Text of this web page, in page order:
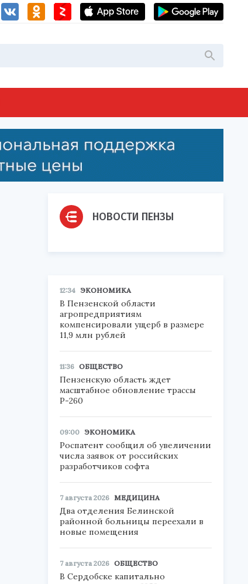
НОВОСТИ ПЕНЗЫ
12:34 ЭКОНОМИКА
В Пензенской области
агропредприятиям
компенсировали ущерб в размере
11,9 млн рублей
11:36 ОБЩЕСТВО
Пензенскую область ждет
масштабное обновление трассы
Р-260
09:00 ЭКОНОМИКА
Роспатент сообщил об увеличении
числа заявок от российских
разработчиков софта
7 августа 2026 МЕДИЦИНА
Два отделения Белинской
районной больницы переехали в
новые помещения
7 августа 2026 ОБЩЕСТВО
В Сердобске капитально